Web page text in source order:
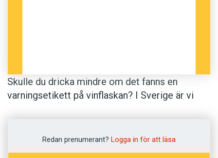
Skulle du dricka mindre om det fanns en
varningsetikett på vinflaskan? I Sverige är vi
graviditeten kan skada barnet”. Nu visar en
Redan prenumerant? Logga in för att läsa